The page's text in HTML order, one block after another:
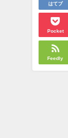
はてブ
Pocket
Feedly